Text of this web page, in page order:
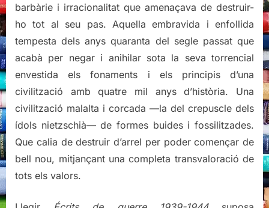
barbàrie i irracionalitat que amenaçava de destruir-
ho tot al seu pas. Aquella embravida i enfollida
tempesta dels anys quaranta del segle passat que
acabà per negar i anihilar sota la seva torrencial
envestida els fonaments i els principis d’una
civilització amb quatre mil anys d’història. Una
civilització malalta i corcada —la del crepuscle dels
ídols nietzschià— de formes buides i fossilitzades.
Que calia de destruir d’arrel per poder començar de
bell nou, mitjançant una completa transvaloració de
tots els valors.